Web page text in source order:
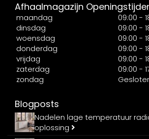
Afhaalmagazijn
maandag
09:00 -
dinsdag
09:00 -
woensdag
09:00 -
donderdag
09:00 -
vrijdag
09:00 -
zaterdag
09:00 -
zondag
Blogposts
Nadelen lage temperatuur
oplossing